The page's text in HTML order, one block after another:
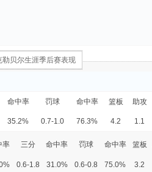
勒贝尔生涯季后赛表现
命中率 罚球 命中率 篮板 助攻
35.2% 0.7-1.0 76.3% 4.2 1.1
率 三分 命中率 罚球 命中率 篮板
0.6-1.8 31.0% 0.6-0.8 75.0% 3.2